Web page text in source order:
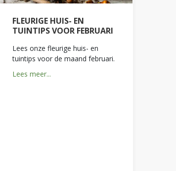
FLEURIGE HUIS- EN
TUINTIPS VOOR FEBRUARI
Lees onze fleurige huis- en
tuintips voor de maand februari.
Lees meer...